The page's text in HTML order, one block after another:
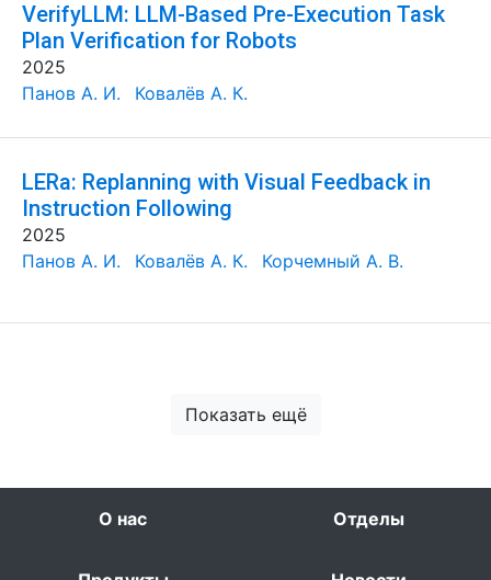
VerifyLLM: LLM-Based Pre-Execution Task
Plan Verification for Robots
2025
Панов А. И.
Ковалёв А. К.
LERa: Replanning with Visual Feedback in
Instruction Following
2025
Панов А. И.
Ковалёв А. К. Корчемный А. В.
Показать ещё
О нас Отделы